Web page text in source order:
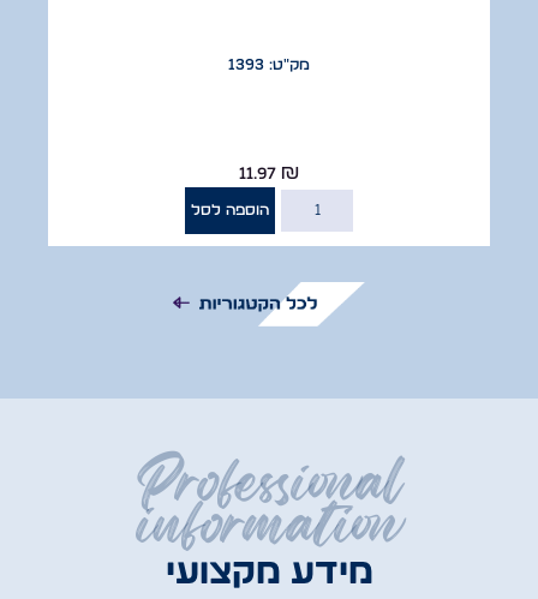
מק"ט: 1393
11.97₪
הוספה לסל
Professional
information
מידע מקצועי